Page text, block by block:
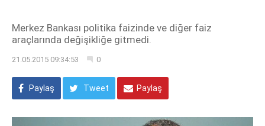
Merkez Bankası politika faizinde ve diğer faiz
araçlarında değişikliğe gitmedi.
21.05.2015 09:34:53 0
Paylaş Tweet Paylaş